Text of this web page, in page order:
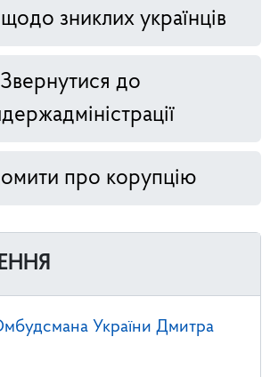
зниклих українців
Звернутися до
про корупцію
України Дмитра